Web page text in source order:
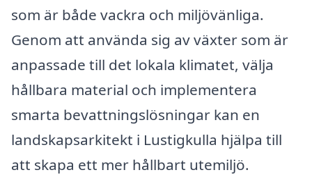
som är både vackra och miljövänliga.
Genom att använda sig av växter som är
anpassade till det lokala klimatet, välja
hållbara material och implementera
smarta bevattningslösningar kan en
landskapsarkitekt i Lustigkulla hjälpa till
att skapa ett mer hållbart utemiljö.